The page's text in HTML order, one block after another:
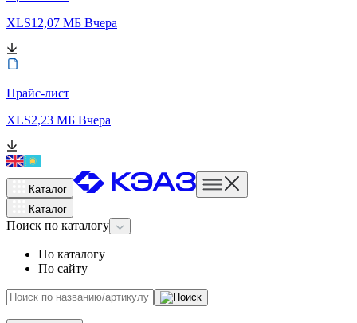
XLS12,07 МБ Вчера
Прайс-лист
XLS2,23 МБ Вчера
Каталог
Каталог
Поиск по каталогу
По каталогу
По сайту